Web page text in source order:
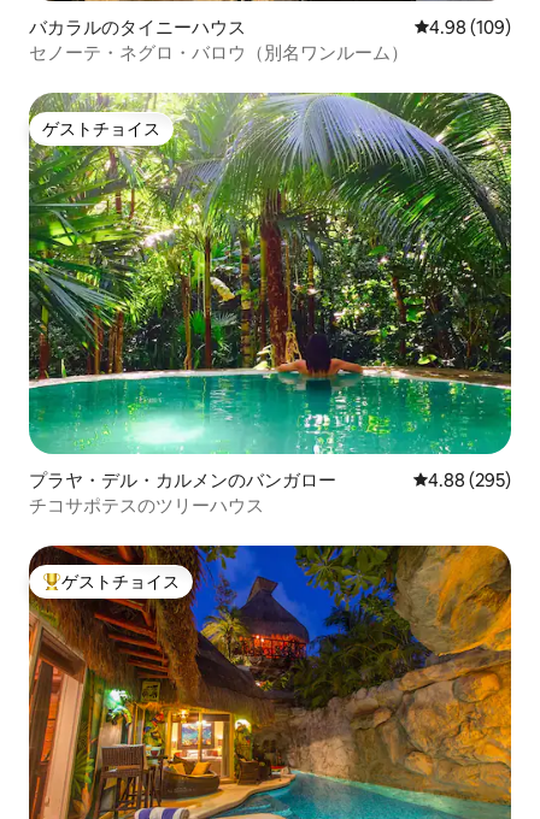
バカラルのタイニーハウス レビュー109
4.98 (109)
セノーテ・ネグロ・バロウ（別名ワンルーム）
ゲストチョイス
ゲストチョイス
プラヤ・デル・カルメンのバンガロー レビュー295
4.88 (295)
チコサポテスのツリーハウス
大好評のゲストチョイスです。
ゲストチョイス